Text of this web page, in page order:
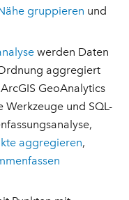
gruppieren und
werden Daten
aggregiert
GeoAnalytics
und SQL-
aggregieren,